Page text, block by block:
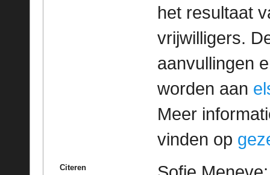
het resultaat
vrijwilligers.
aanvullingen
worden aan
Meer
vinden op
Citeren